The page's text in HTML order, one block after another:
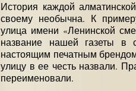
История каждой
своему необычна. К
улица имени «Ленинской
название нашей газеты в
настоящим печатным
улицу в ее честь назвали.
переименовали.